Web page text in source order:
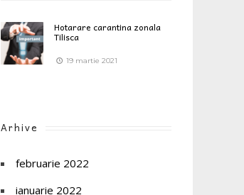
Hotarare carantina zonala
Tilisca
19 martie 2021
Arhive
februarie 2022
ianuarie 2022